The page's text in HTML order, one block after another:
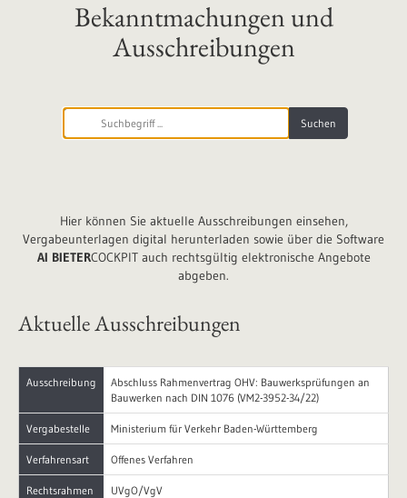
Bekanntmachungen und
Ausschreibungen
Hier können Sie aktuelle Ausschreibungen einsehen,
Vergabeunterlagen digital herunterladen sowie über die Software
AI BIETERCOCKPIT auch rechtsgültig elektronische Angebote
abgeben.
Aktuelle Ausschreibungen
Ausschreibung
Abschluss Rahmenvertrag OHV: Bauwerksprüfungen an
Bauwerken nach DIN 1076 (VM2-3952-34/22)
Vergabestelle Ministerium für Verkehr Baden-Württemberg
Verfahrensart Offenes Verfahren
Rechtsrahmen UVgO/VgV